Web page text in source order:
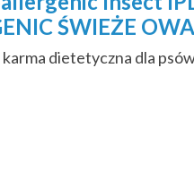
ŚWIEŻE
dietetyczna dla